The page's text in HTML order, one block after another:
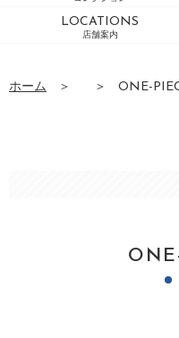
LOCATIONS
店舗案内
ホーム ＞ ＞ ONE-